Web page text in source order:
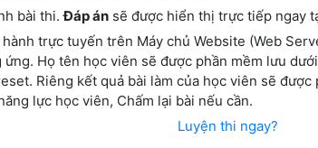
bài thi.Đáp án sẽ được hiển thị trực tiếp ngay
trực tuyến trên Máy chủ Website (Web
Họ tên học viên sẽ được phần mềm lưu
Riêng kết quả bài làm của học viên sẽ
lực học viên, Chấm lại bài nếu cần.
Luyện thi ngay?